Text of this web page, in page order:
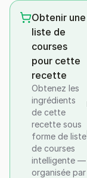
Obtenir une
liste de
courses
pour cette
recette
Obtenez les
ingrédients
de cette
recette sous
forme de liste
de courses
intelligente —
organisée par